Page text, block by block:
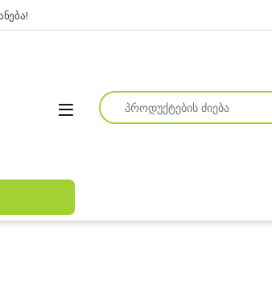
Open
Search for: